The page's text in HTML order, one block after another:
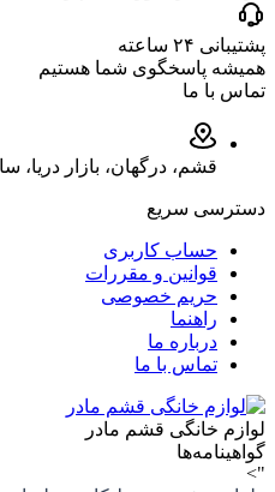
پشتیبانی ۲۴ ساعته
همیشه پاسخگوی شما هستیم
تماس با ما
قشم، درگهان، بازار دریا، ساحل 9،
دسترسی سریع
حساب کاربری
قوانین و مقررات
حریم خصوصی
راهنما
درباره ما
تماس با ما
لوازم خانگی قشم مادر
گواهینامه‌ها
">